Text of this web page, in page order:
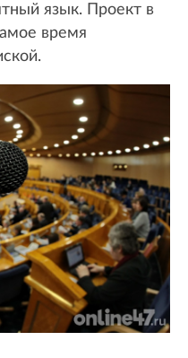
язык. Проект в
время